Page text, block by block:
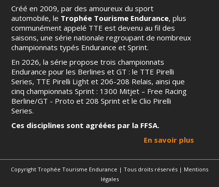
Créé en 2009, par des amoureux du sport
automobile, le Trophée Tourisme Endurance, plus
communément appelé TTE est devenu au fil des
saisons, une série nationale regroupant de nombreux
championnats typés Endurance et Sprint.
En 2026, la série propose trois championnats
Endurance pour les Berlines et GT : le TTE Pirelli
Series, TTE Pirelli Light et 206-208 Relais, ainsi que
cinq championnats Sprint : 1300 Mitjet – Free Racing
Berline/GT - Proto et 208 Sprint et le Clio Pirelli
Series.
Ces disciplines sont agréées par la FFSA.
En savoir plus
Copyright Trophée Tourisme Endurance | Tous droits réservés | Mentions
légales